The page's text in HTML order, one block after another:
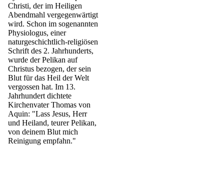
Christi, der im Heiligen
Abendmahl vergegenwärtigt
wird. Schon im sogenannten
Physiologus, einer
naturgeschichtlich-religiösen
Schrift des 2. Jahrhunderts,
wurde der Pelikan auf
Christus bezogen, der sein
Blut für das Heil der Welt
vergossen hat. Im 13.
Jahrhundert dichtete
Kirchenvater Thomas von
Aquin: "Lass Jesus, Herr
und Heiland, teurer Pelikan,
von deinem Blut mich
Reinigung empfahn."